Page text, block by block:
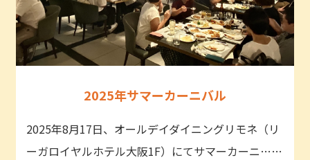
2025年サマーカーニバル
2025年8月17日、オールデイダイニングリモネ（リ
ーガロイヤルホテル大阪1F）にてサマーカーニ……